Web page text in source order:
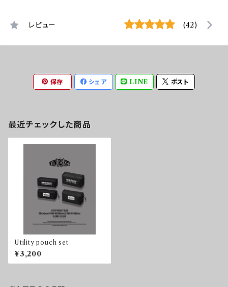
レビュー (42)
保存 シェア LINE ポスト
最近チェックした商品
Utility pouch set
¥3,200